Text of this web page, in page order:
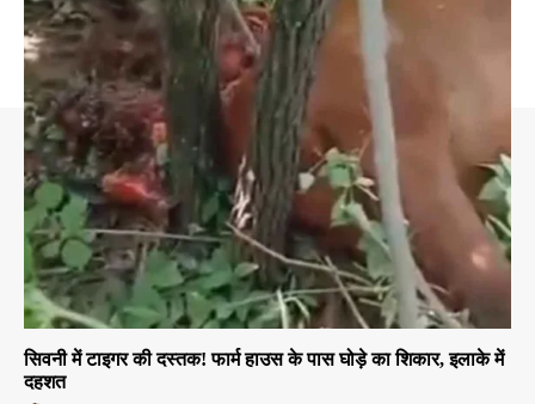
सिवनी में टाइगर की दस्तक! फार्म हाउस के पास घोड़े का शिकार, इलाके में
दहशत